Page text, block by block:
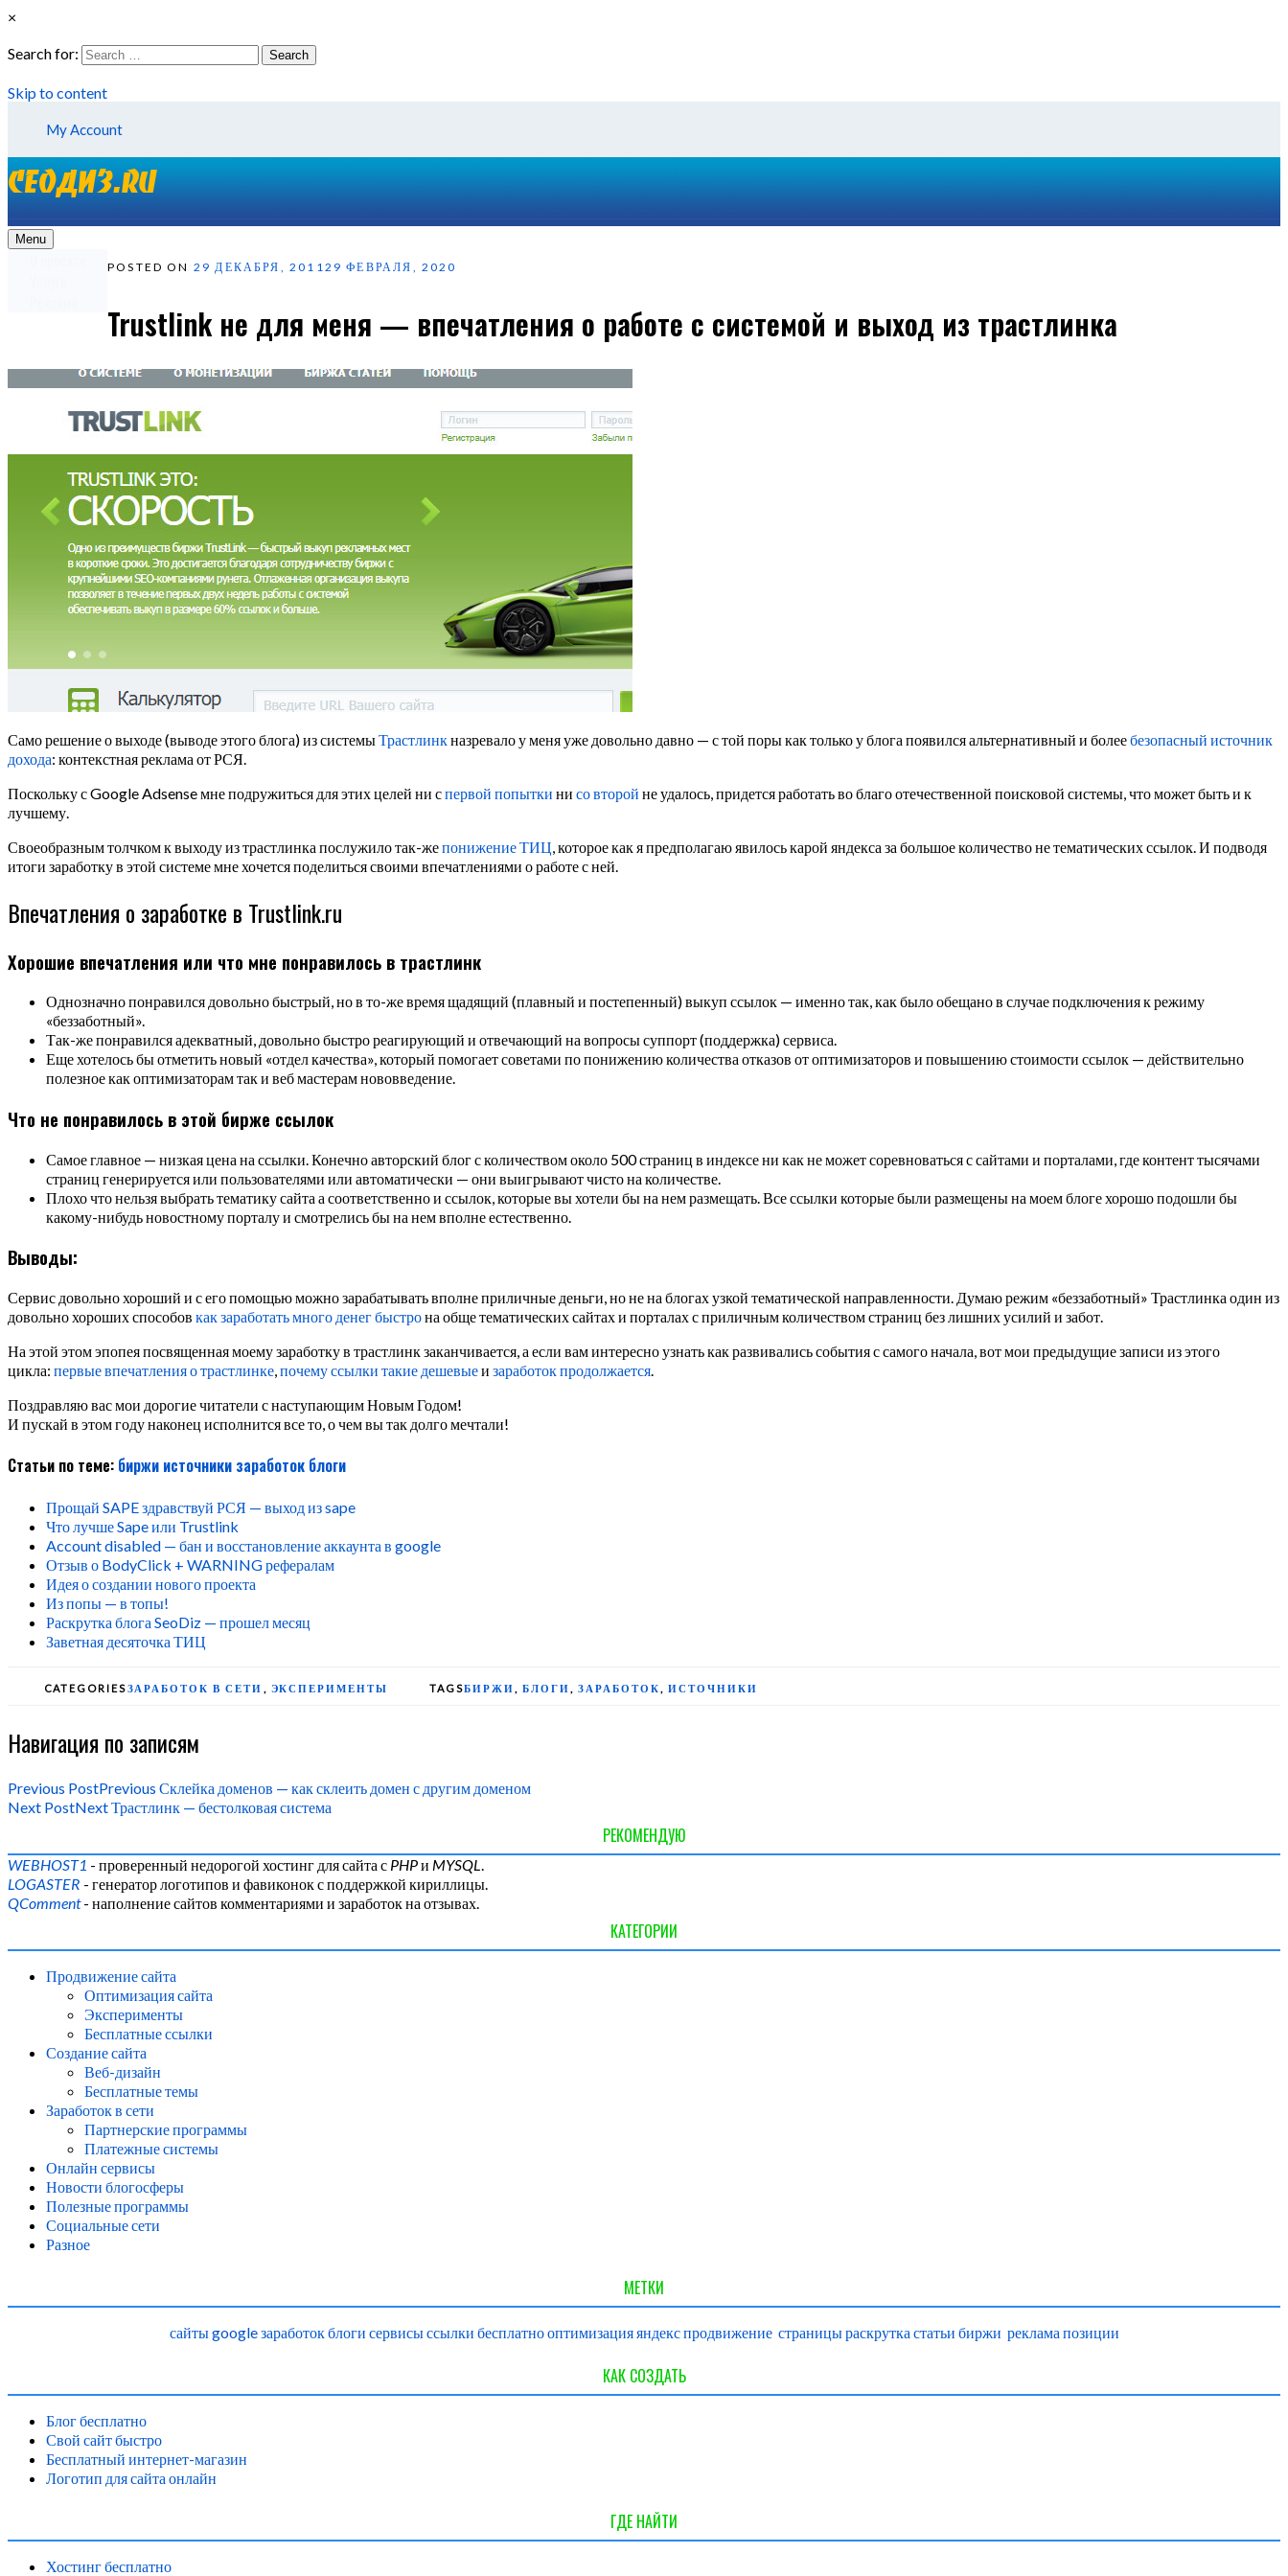
×
Search for:
Search
Skip to content
My Account
Menu
POSTED ON 29 ДЕКАБРЯ, 201129 ФЕВРАЛЯ, 2020
Trustlink не для меня — впечатления о работе с системой и выход из трастлинка
Само решение о выходе (выводе этого блога) из системыТрастлинкназревало у меня уже довольно давно — с той поры как только у блога появился альтернативный и болеебезопасный источник
дохода: контекстная реклама от РСЯ.
Поскольку с Google Adsense мне подружиться для этих целей ни спервой попытки ни со второй не удалось, придется работать во благо отечественной поисковой системы, что может быть и к
лучшему.
Своеобразным толчком к выходу из трастлинка послужило так-жепонижение ТИЦ , которое как я предполагаю явилось карой яндекса за большое количество не тематических ссылок. И подводя
итоги заработку в этой системе мне хочется поделиться своими впечатлениями о работе с ней.
Впечатления о заработке в Trustlink.ru
Хорошие впечатления или что мне понравилось в трастлинк
Однозначно понравился довольно быстрый, но в то-же время щадящий (плавный и постепенный) выкуп ссылок — именно так, как было обещано в случае подключения к режиму
«беззаботный».
Так-же понравился адекватный, довольно быстро реагирующий и отвечающий на вопросы суппорт (поддержка) сервиса.
Еще хотелось бы отметить новый «отдел качества», который помогает советами по понижению количества отказов от оптимизаторов и повышению стоимости ссылок — действительно
полезное как оптимизаторам так и веб мастерам нововведение.
Что не понравилось в этой бирже ссылок
Самое главное — низкая цена на ссылки. Конечно авторский блог с количеством около 500 страниц в индексе ни как не может соревноваться с сайтами и порталами, где контент тысячами
страниц генерируется или пользователями или автоматически — они выигрывают чисто на количестве.
Плохо что нельзя выбрать тематику сайта а соответственно и ссылок, которые вы хотели бы на нем размещать. Все ссылки которые были размещены на моем блоге хорошо подошли бы
какому-нибудь новостному порталу и смотрелись бы на нем вполне естественно.
Выводы:
Сервис довольно хороший и с его помощью можно зарабатывать вполне приличные деньги, но не на блогах узкой тематической направленности. Думаю режим «беззаботный» Трастлинка один из
довольно хороших способов как заработать много денег быстрона обще тематических сайтах и порталах с приличным количеством страниц без лишних усилий и забот.
На этой этом эпопея посвященная моему заработку в трастлинк заканчивается, а если вам интересно узнать как развивались события с самого начала, вот мои предыдущие записи из этого
цикла: первые впечатления о трастлинке,почему ссылки такие дешевыеи заработок продолжается.
Поздравляю вас мои дорогие читатели с наступающим Новым Годом!
И пускай в этом году наконец исполнится все то, о чем вы так долго мечтали!
Статьи по теме: биржи источники заработок блоги
Прощай SAPE здравствуй РСЯ — выход из sape
Что лучше Sape или Trustlink
Account disabled — бан и восстановление аккаунта в google
Отзыв о BodyClick + WARNING рефералам
Идея о создании нового проекта
Из попы — в топы!
Раскрутка блога SeoDiz — прошел месяц
Заветная десяточка ТИЦ
CATEGORIESЗАРАБОТОК В СЕТИ , ЭКСПЕРИМЕНТЫ TAGSБИРЖИ , БЛОГИ , ЗАРАБОТОК , ИСТОЧНИКИ
Навигация по записям
Previous PostPrevious Склейка доменов — как склеить домен с другим доменом
Next PostNextТрастлинк — бестолковая система
РЕКОМЕНДУЮ
WEBHOST1 - проверенный недорогой хостинг для сайта с PHPи MYSQL
LOGASTER - генератор логотипов и фавиконок с поддержкой кириллицы.
QComment- наполнение сайтов комментариями и заработок на отзывах.
КАТЕГОРИИ
Продвижение сайта
Оптимизация сайта
Эксперименты
Бесплатные ссылки
Создание сайта
Веб-дизайн
Бесплатные темы
Заработок в сети
Партнерские программы
Платежные системы
Онлайн сервисы
Новости блогосферы
Полезные программы
Социальные сети
Разное
МЕТКИ
сайтыgoogleзаработокблоги сервисыссылки бесплатнооптимизацияяндекспродвижение страницыраскрутка статьи биржи реклама позиции
КАК СОЗДАТЬ
Блог бесплатно
Свой сайт быстро
Бесплатный интернет-магазин
Логотип для сайта онлайн
ГДЕ НАЙТИ
Хостинг бесплатно